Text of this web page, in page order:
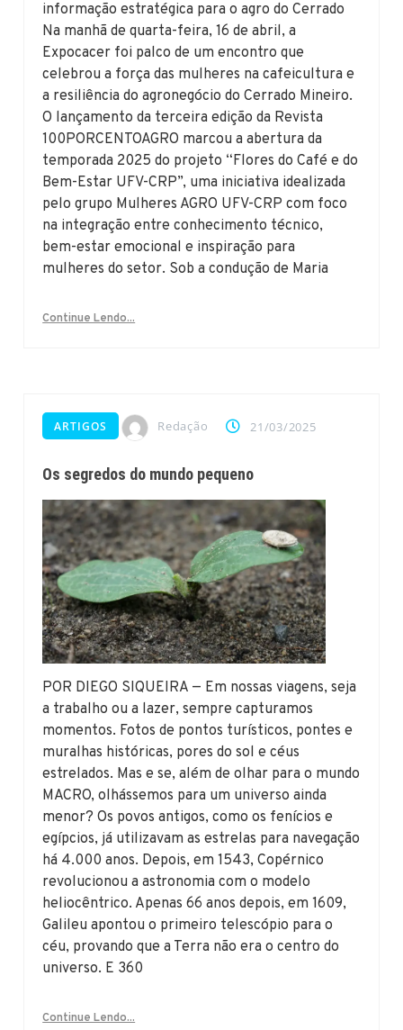
informação estratégica para o agro do Cerrado
Na manhã de quarta-feira, 16 de abril, a
Expocacer foi palco de um encontro que
celebrou a força das mulheres na cafeicultura e
a resiliência do agronegócio do Cerrado Mineiro.
O lançamento da terceira edição da Revista
100PORCENTOAGRO marcou a abertura da
temporada 2025 do projeto “Flores do Café e do
Bem-Estar UFV-CRP”, uma iniciativa idealizada
pelo grupo Mulheres AGRO UFV-CRP com foco
na integração entre conhecimento técnico,
bem-estar emocional e inspiração para
mulheres do setor. Sob a condução de Maria
Continue Lendo...
ARTIGOS Redação 21/03/2025
Os segredos do mundo pequeno
POR DIEGO SIQUEIRA — Em nossas viagens, seja
a trabalho ou a lazer, sempre capturamos
momentos. Fotos de pontos turísticos, pontes e
muralhas históricas, pores do sol e céus
estrelados. Mas e se, além de olhar para o mundo
MACRO, olhássemos para um universo ainda
menor? Os povos antigos, como os fenícios e
egípcios, já utilizavam as estrelas para navegação
há 4.000 anos. Depois, em 1543, Copérnico
revolucionou a astronomia com o modelo
heliocêntrico. Apenas 66 anos depois, em 1609,
Galileu apontou o primeiro telescópio para o
céu, provando que a Terra não era o centro do
universo. E 360
Continue Lendo...